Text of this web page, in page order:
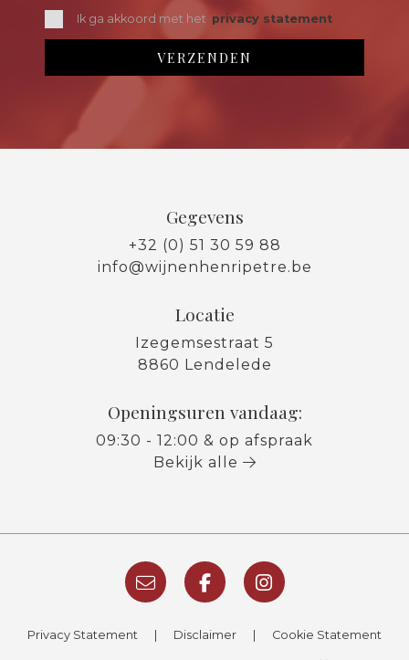
Ik ga akkoord met het privacy statement
Gegevens
+32 (0) 51 30 59 88
info@wijnenhenripetre.be
Locatie
Izegemsestraat 5
8860 Lendelede
Openingsuren vandaag:
09:30 - 12:00 & op afspraak
Bekijk alle
Privacy Statement Disclaimer Cookie Statement